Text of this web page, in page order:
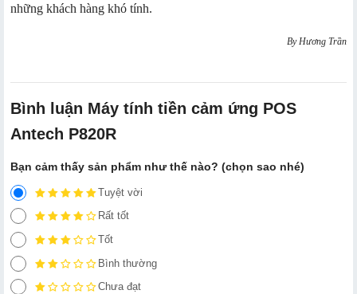
những khách hàng khó tính.
By Hương Trần
Bình luận Máy tính tiền cảm ứng POS
Antech P820R
Bạn cảm thấy sản phẩm như thế nào? (chọn sao nhé)
Tuyệt vời
Rất tốt
Tốt
Bình thường
Chưa đạt